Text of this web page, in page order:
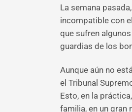
La semana
incompatible con
que sufren
guardias de los
Aunque aún no
el Tribunal
Esto, en la
familia, en un gran